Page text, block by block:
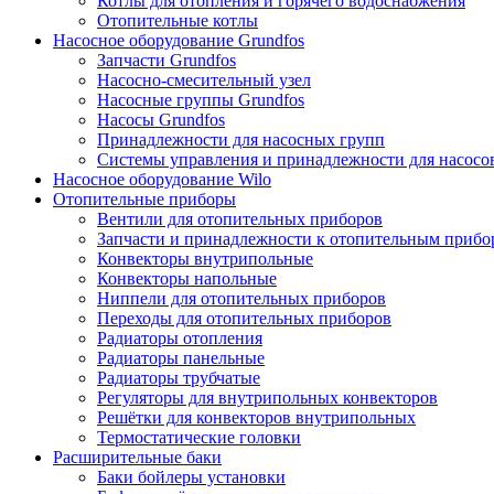
Отопительные котлы
Насосное оборудование Grundfos
Запчасти Grundfos
Насосно-смесительный узел
Насосные группы Grundfos
Насосы Grundfos
Принадлежности для насосных групп
Системы управления и принадлежности для
Насосное оборудование Wilo
Отопительные приборы
Вентили для отопительных приборов
Запчасти и принадлежности к отопительным
Конвекторы внутрипольные
Конвекторы напольные
Ниппели для отопительных приборов
Переходы для отопительных приборов
Радиаторы отопления
Радиаторы панельные
Радиаторы трубчатые
Регуляторы для внутрипольных конвекторов
Решётки для конвекторов внутрипольных
Термостатические головки
Расширительные баки
Баки бойлеры установки